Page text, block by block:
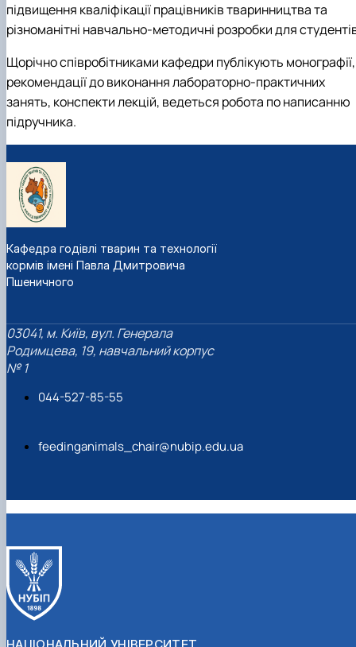
підвищення кваліфікації працівників тваринництва та
різноманітні навчально-методичні розробки для
Щорічно співробітниками кафедри публікують монографії,
рекомендації до виконання лабораторно-практичних
занять, конспекти лекцій, ведеться робота по написанню
підручника.
Кафедра годівлі тварин та технології
кормів імені Павла Дмитровича
Пшеничного
03041, м. Київ, вул. Генерала
Родимцева, 19, навчальний корпус
№ 1
044-527-85-55
feedinganimals_chair@nubip.edu.ua